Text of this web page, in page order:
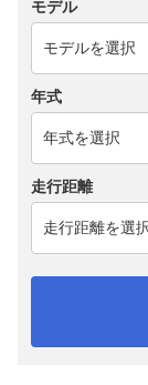
モデル
年式
走行距離